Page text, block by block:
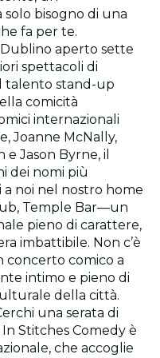
bisogno di una
fa per te.
aperto sette
spettacoli di
talento stand-up
comicità
internazionali
Joanne McNally,
e Jason Byrne, il
dei nomi più
noi nel nostro home
Temple Bar—un
pieno di carattere,
imbattibile. Non c’è
concerto comico a
intimo e pieno di
della città.
una serata di
Stitches Comedy è
che accoglie